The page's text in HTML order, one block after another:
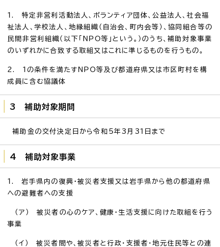
1. 特定非営利活動法人、ボランティア団体、公益法人、社会福
祉法人、学校法人、地縁組織（自治会、町内会等）、協同組合等の
民間非営利組織（以下「NPO等」という。）のうち、補助対象事業
のいずれかに合致する取組又はこれに準じるものを行うもの。
2. 1の条件を満たすNPO等及び都道府県又は市区町村を構
成員に含む協議体
3 補助対象期間
補助金の交付決定日から令和5年3月31日まで
4 補助対象事業
1. 岩手県内の復興・被災者支援又は岩手県から他の都道府県
への避難者への支援
（ア） 被災者の心のケア、健康・生活支援に向けた取組を行う
事業
（イ） 被災者間や、被災者と行政・支援者・地元住民等との連